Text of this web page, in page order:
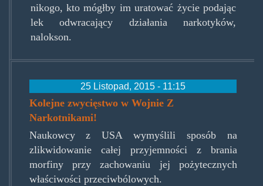
nikogo, kto mógłby im uratować życie podając
lek odwracający działania narkotyków,
nalokson.
25 Listopad, 2015 - 11:15
Kolejne zwycięstwo w Wojnie Z
Narkotnikami!
Naukowcy z USA wymyślili sposób na
zlikwidowanie całej przyjemności z brania
morfiny przy zachowaniu jej pożytecznych
właściwości przeciwbólowych.